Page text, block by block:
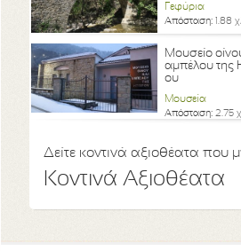
Γεφύρια
Απόσταση: 1.88
Μουσείο
αμπέλου της
ου
Μουσεία
Απόσταση: 2.75
Δείτε κοντινά αξιοθέατα που
Κοντινά Αξιοθέατα